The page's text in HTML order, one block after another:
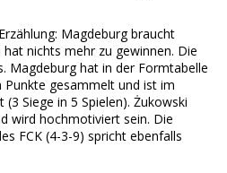
Magdeburg braucht
nichts mehr zu gewinnen. Die
Magdeburg hat in der Formtabelle
gesammelt und ist im
Siege in 5 Spielen). Żukowski
wird hochmotiviert sein. Die
FCK (4-3-9) spricht ebenfalls